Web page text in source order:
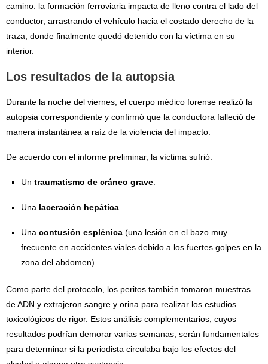
camino: la formación ferroviaria impacta de lleno contra el lado del
conductor, arrastrando el vehículo hacia el costado derecho de la
traza, donde finalmente quedó detenido con la víctima en su
interior.
Los resultados de la autopsia
Durante la noche del viernes, el cuerpo médico forense realizó la
autopsia correspondiente y confirmó que la conductora falleció de
manera instantánea a raíz de la violencia del impacto.
De acuerdo con el informe preliminar, la víctima sufrió:
Un traumatismo de cráneo grave
Una laceración hepática
Una contusión esplénica (una lesión en el bazo muy
frecuente en accidentes viales debido a los fuertes golpes en la
zona del abdomen).
Como parte del protocolo, los peritos también tomaron muestras
de ADN y extrajeron sangre y orina para realizar los estudios
toxicológicos de rigor. Estos análisis complementarios, cuyos
resultados podrían demorar varias semanas, serán fundamentales
para determinar si la periodista circulaba bajo los efectos del